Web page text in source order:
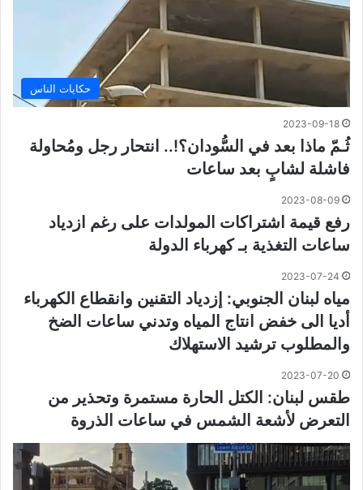
حكايات الناس
2023-09-18
ثُـمّ ماذا بعد في السُّودان؟!.. انتحار رجل ومُحاولة
فاشلة لشابٍ بعد ساعات
2023-08-09
رفع قيمة اشتراكات المولدات على رغم ازدياد
ساعات التغذية بـ كهرباء الدولة
2023-07-24
مياه لبنان الجنوبي: إزدياد التقنين وانقطاع الكهرباء
أديا الى خفض انتاج المياه وتدني ساعات الضخ
والمطلوب ترشيد الاستهلاك
2023-07-20
طقس لبنان: الكتل الحارة مستمرة وتحذير من
التعرض لأشعة الشمس في ساعات الذروة